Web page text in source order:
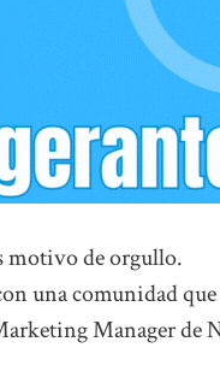
motivo de orgullo.
una comunidad que
Manager de